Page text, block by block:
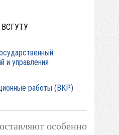
ВСГУТУ
и управления
работы (ВКР)
особенно